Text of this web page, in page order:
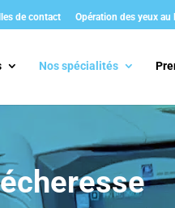
de contact Opération des yeux au
Nos spécialités